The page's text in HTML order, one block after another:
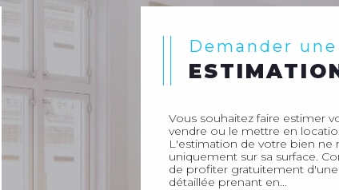
Demander une
Vous souhaitez faire estimer
vendre ou le mettre en
L'estimation de votre bien ne
uniquement sur sa surface.
de profiter gratuitement
détaillée prenant en...